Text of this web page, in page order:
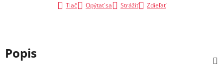
Tlač Opýtať sa Strážiť Zdieľať
Popis